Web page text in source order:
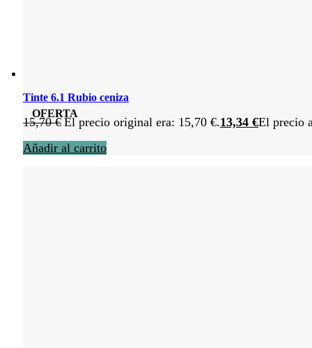
OFERTA
Tinte 6.1 Rubio ceniza
15,70€ El precio original era: 15,70 €.13,34 €El precio
Añadir al carrito